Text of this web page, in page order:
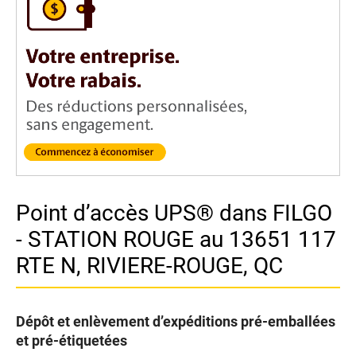
Point d’accès UPS® dans FILGO
- STATION ROUGE au 13651 117
RTE N, RIVIERE-ROUGE, QC
Dépôt et enlèvement d’expéditions pré-emballées
et pré-étiquetées